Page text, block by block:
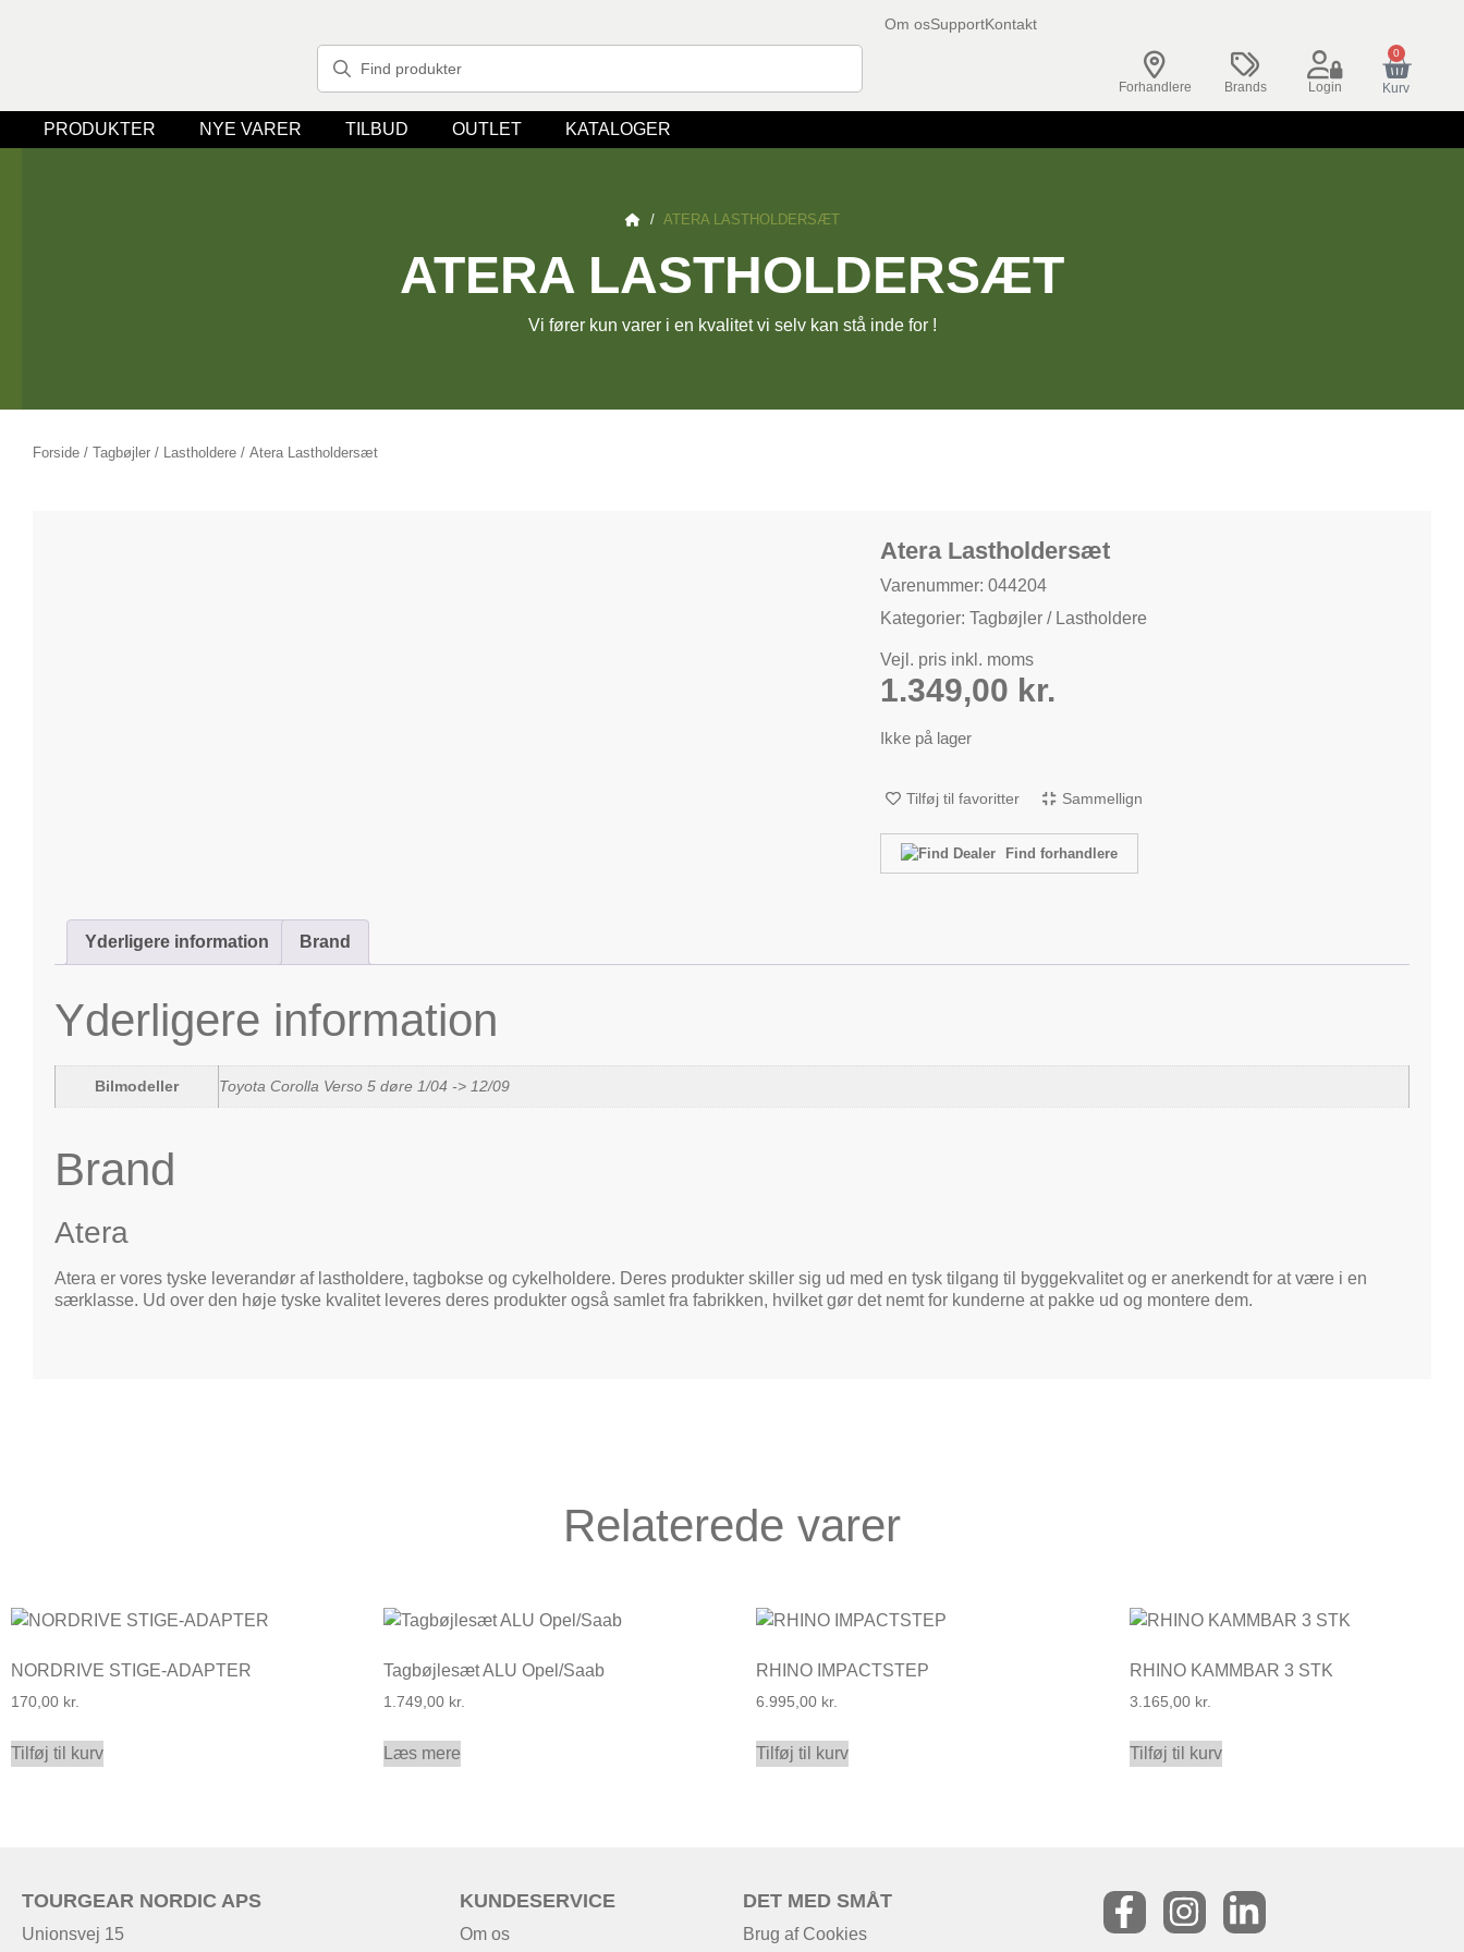
Om osSupportKontakt
Forhandlere Brands Login
0
Kurv
PRODUKTER NYE VARER TILBUD OUTLET KATALOGER
/ ATERA LASTHOLDERSÆT
ATERA LASTHOLDERSÆT
Vi fører kun varer i en kvalitet vi selv kan stå inde for !
Forside / Tagbøjler / Lastholdere / Atera Lastholdersæt
Atera Lastholdersæt
Varenummer: 044204
Kategorier:Tagbøjler / Lastholdere
Vejl. pris inkl. moms
1.349,00 kr.
Ikke på lager
Tilføj til favoritter Sammellign
Find forhandlere
Yderligere information Brand
Yderligere information
Bilmodeller Toyota Corolla Verso 5 døre 1/04 -> 12/09
Brand
Atera
Atera er vores tyske leverandør af lastholdere, tagbokse og cykelholdere. Deres produkter skiller sig ud med en tysk tilgang til byggekvalitet og er anerkendt for at være i en
særklasse. Ud over den høje tyske kvalitet leveres deres produkter også samlet fra fabrikken, hvilket gør det nemt for kunderne at pakke ud og montere dem.
Relaterede varer
NORDRIVE STIGE-ADAPTER
170,00 kr.
Tilføj til kurv
Tagbøjlesæt ALU Opel/Saab
1.749,00 kr.
Læs mere
RHINO IMPACTSTEP
6.995,00 kr.
Tilføj til kurv
RHINO KAMMBAR 3 STK
3.165,00 kr.
Tilføj til kurv
TOURGEAR NORDIC APS
Unionsvej 15
KUNDESERVICE
Om os
DET MED SMÅT
Brug af Cookies